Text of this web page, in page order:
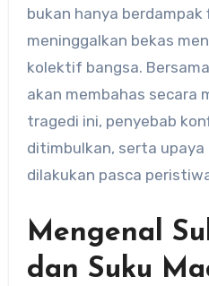
bukan hanya
meninggalkan bekas
kolektif bangsa. Bersama
akan membahas secara
tragedi ini, penyebab
ditimbulkan, serta upaya
dilakukan pasca
Mengenal
dan Suku